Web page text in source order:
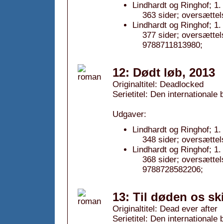
Lindhardt og Ringhof;
363 sider;
Lindhardt og Ringhof;
377 sider;
9788711813980;
12: Dødt løb, 2013
Originaltitel: Deadlocked
Serietitel: Den internationale
Udgaver:
Lindhardt og Ringhof;
348 sider;
Lindhardt og Ringhof;
368 sider;
9788728582206;
13: Til døden os
Originaltitel: Dead ever after
Serietitel: Den internationale